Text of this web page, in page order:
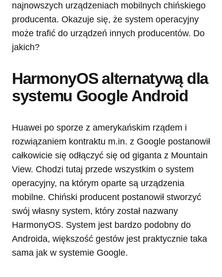
najnowszych urządzeniach mobilnych chińskiego
producenta. Okazuje się, że system operacyjny
może trafić do urządzeń innych producentów. Do
jakich?
HarmonyOS alternatywą dla
systemu Google Android
Huawei po sporze z amerykańskim rządem i
rozwiązaniem kontraktu m.in. z Google postanowił
całkowicie się odłączyć się od giganta z Mountain
View. Chodzi tutaj przede wszystkim o system
operacyjny, na którym oparte są urządzenia
mobilne. Chiński producent postanowił stworzyć
swój własny system, który został nazwany
HarmonyOS. System jest bardzo podobny do
Androida, większość gestów jest praktycznie taka
sama jak w systemie Google.